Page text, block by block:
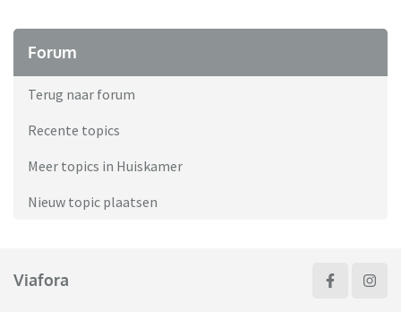
Forum
Terug naar forum
Recente topics
Meer topics in Huiskamer
Nieuw topic plaatsen
Viafora